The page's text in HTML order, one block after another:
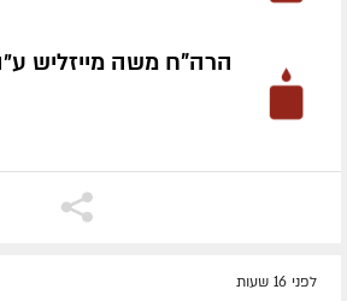
הרה"ח משה מייזליש
לפני 16 שעות